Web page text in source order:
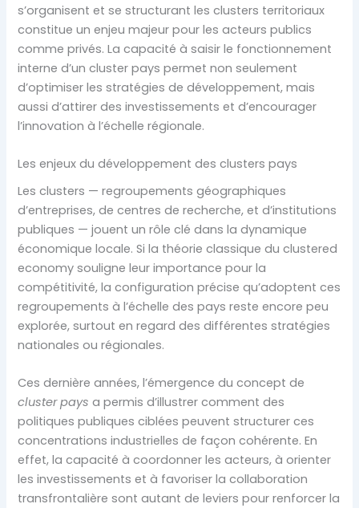
s’organisent et se structurant les clusters territoriaux
constitue un enjeu majeur pour les acteurs publics
comme privés. La capacité à saisir le fonctionnement
interne d’uncluster pays permet non seulement
d’optimiser les stratégies de développement, mais
aussi d’attirer des investissements et d’encourager
l’innovation à l’échelle régionale.
Les enjeux du développement des clusters pays
Les clusters — regroupements géographiques
d’entreprises, de centres de recherche, et d’institutions
publiques — jouent un rôle clé dans la dynamique
économique locale. Si la théorie classique du clustered
economy souligne leur importance pour la
compétitivité, la configuration précise qu’adoptent ces
regroupements à l’échelle des pays reste encore peu
explorée, surtout en regard des différentes stratégies
nationales ou régionales.
Ces dernière années, l’émergence du concept de
cluster pays a permis d’illustrer comment des
politiques publiques ciblées peuvent structurer ces
concentrations industrielles de façon cohérente. En
effet, la capacité à coordonner les acteurs, à orienter
les investissements et à favoriser la collaboration
transfrontalière sont autant de leviers pour renforcer la